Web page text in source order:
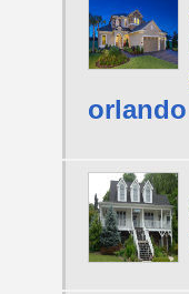
orlando